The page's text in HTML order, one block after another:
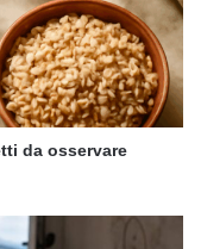
da osservare